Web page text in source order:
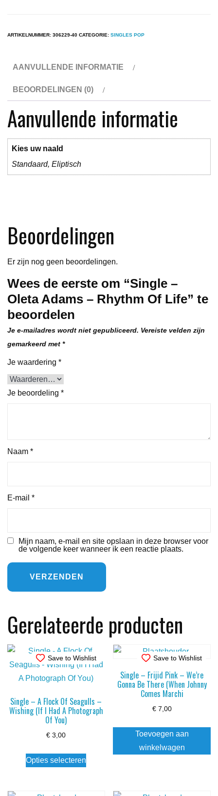
ARTIKELNUMMER: 306229-40 CATEGORIE: SINGLES POP
AANVULLENDE INFORMATIE
BEOORDELINGEN (0)
Aanvullende informatie
Kies uw naald
Standaard, Eliptisch
Beoordelingen
Er zijn nog geen beoordelingen.
Wees de eerste om “Single –
Oleta Adams – Rhythm Of Life” te
beoordelen
Je e-mailadres wordt niet gepubliceerd. Vereiste velden zijn
gemarkeerd met *
Je waardering *
Je beoordeling *
Naam *
E-mail *
Mijn naam, e-mail en site opslaan in deze browser voor
de volgende keer wanneer ik een reactie plaats.
Gerelateerde producten
Save to Wishlist
Single – A Flock Of Seagulls –
Wishing (If I Had A Photograph
Of You)
€ 3,00
Opties selecteren
Dit
product
meerdere
Save to Wishlist
Single – Frijid Pink – We’re
Gonna Be There (When Johnny
Comes Marchi
€7,00
Toevoegen aan
winkelwagen